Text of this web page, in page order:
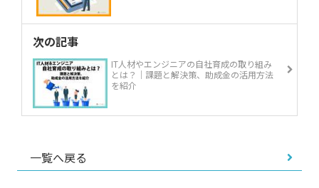
次の記事
IT人材やエンジニアの自社育成の取り組み
とは？｜課題と解決策、助成金の活用方法
を紹介
一覧へ戻る